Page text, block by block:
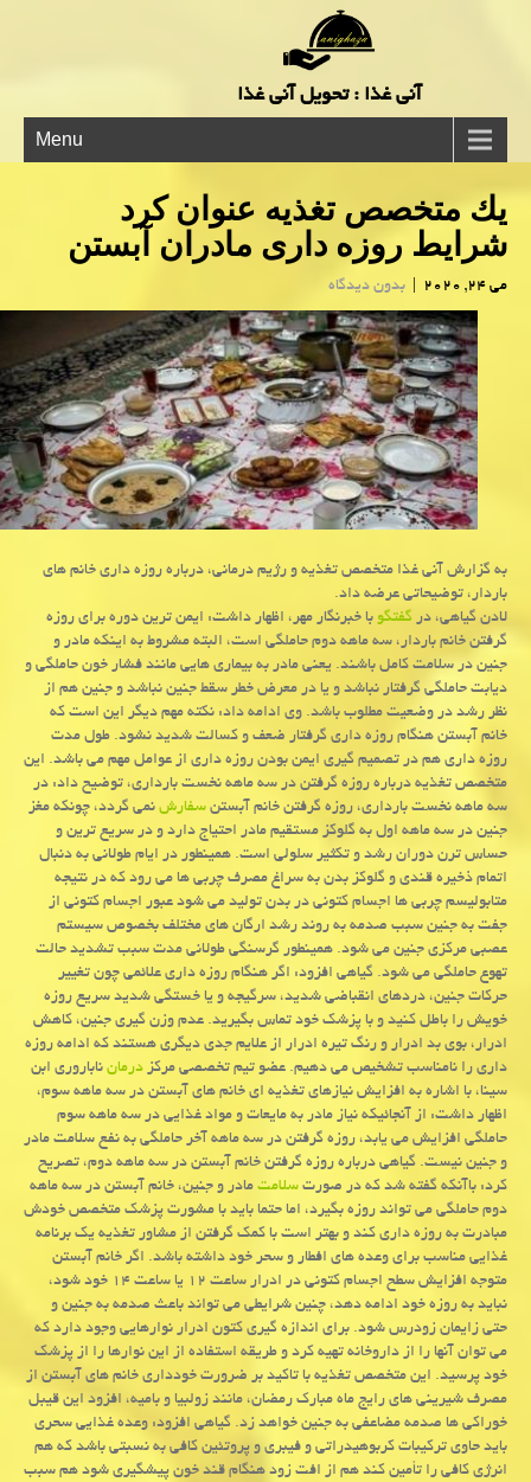
آنی غذا : تحویل آنی غذا
Menu
یك متخصص تغذیه عنوان كرد
شرایط روزه داری مادران آبستن
می 24, 2020 | بدون دیدگاه
به گزارش آنی غذا متخصص تغذیه و رژیم درمانی، درباره روزه داری خانم های
باردار، توضیحاتی عرضه داد.
لادن گیاهی، درگفتگوبا خبرنگار مهر، اظهار داشت: ایمن ترین دوره برای روزه
گرفتن خانم باردار، سه ماهه دوم حاملگی است، البته مشروط به اینکه مادر و
جنین در سلامت کامل باشند. یعنی مادر به بیماری هایی مانند فشار خون حاملگی و
دیابت حاملگی گرفتار نباشد و یا در معرض خطر سقط جنین نباشد و جنین هم از
نظر رشد در وضعیت مطلوب باشد. وی ادامه داد: نکته مهم دیگر این است که
خانم آبستن هنگام روزه داری گرفتار ضعف و کسالت شدید نشود. طول مدت
روزه داری هم در تصمیم گیری ایمن بودن روزه داری از عوامل مهم می باشد. این
متخصص تغذیه درباره روزه گرفتن در سه ماهه نخست بارداری، توضیح داد: در
سه ماهه نخست بارداری، روزه گرفتن خانم آبستنسفارشنمی گردد، چونکه مغز
جنین در سه ماهه اول به گلوکز مستقیم مادر احتیاج دارد و در سریع ترین و
حساس ترن دوران رشد و تکثیر سلولی است. همینطور در ایام طولانی به دنبال
اتمام ذخیره قندی و گلوکز بدن به سراغ مصرف چربی ها می رود که در نتیجه
متابولیسم چربی ها اجسام کتونی در بدن تولید می شود عبور اجسام کتونی از
جفت به جنین سبب صدمه به روند رشد ارگان های مختلف بخصوص سیستم
عصبی مرکزی جنین می شود. همینطور گرسنگی طولانی مدت سبب تشدید حالت
تهوع حاملگی می شود. گیاهی افزود: اگر هنگام روزه داری علائمی چون تغییر
حرکات جنین، دردهای انقباضی شدید، سرگیجه و یا خستگی شدید سریع روزه
خویش را باطل کنید و با پزشک خود تماس بگیرید. عدم وزن گیری جنین، کاهش
ادرار، بوی بد ادرار و رنگ تیره ادرار از علایم جدی دیگری هستند که ادامه روزه
داری را نامناسب تشخیص می دهیم. عضو تیم تخصصی مرکزدرمانناباروری ابن
سینا، با اشاره به افزایش نیازهای تغذیه ای خانم های آبستن در سه ماهه سوم،
اظهار داشت: از آنجائیکه نیاز مادر به مایعات و مواد غذایی در سه ماهه سوم
حاملگی افزایش می یابد، روزه گرفتن در سه ماهه آخر حاملگی به نفع سلامت مادر
و جنین نیست. گیاهی درباره روزه گرفتن خانم آبستن در سه ماهه دوم، تصریح
کرد: باآنکه گفته شد که در صورتسلامتمادر و جنین، خانم آبستن در سه ماهه
دوم حاملگی می تواند روزه بگیرد، اما حتما باید با مشورت پزشک متخصص خودش
مبادرت به روزه داری کند و بهتر است با کمک گرفتن از مشاور تغذیه یک برنامه
غذایی مناسب برای وعده های افطار و سحر خود داشته باشد. اگر خانم آبستن
متوجه افزایش سطح اجسام کتونی در ادرار ساعت ۱۲ یا ساعت ۱۴ خود شود،
نباید به روزه خود ادامه دهد، چنین شرایطی می تواند باعث صدمه به جنین و
حتی زایمان زودرس شود. برای اندازه گیری کتون ادرار نوارهایی وجود دارد که
می توان آنها را از داروخانه تهیه کرد و طریقه استفاده از این نوارها را از پزشک
خود پرسید. این متخصص تغذیه با تاکید بر ضرورت خودداری خانم های آبستن از
مصرف شیرینی های رایج ماه مبارک رمضان، مانند زولبیا و بامیه، افزود این قیبل
خوراکی ها صدمه مضاعفی به جنین خواهد زد. گیاهی افزود: وعده غذایی سحری
باید حاوی ترکیبات کربوهیدراتی و فیبری و پروتئین کافی به نسبتی باشد که هم
انرژی کافی را تأمین کند هم از افت زود هنگام قند خون پیشگیری شود هم سبب